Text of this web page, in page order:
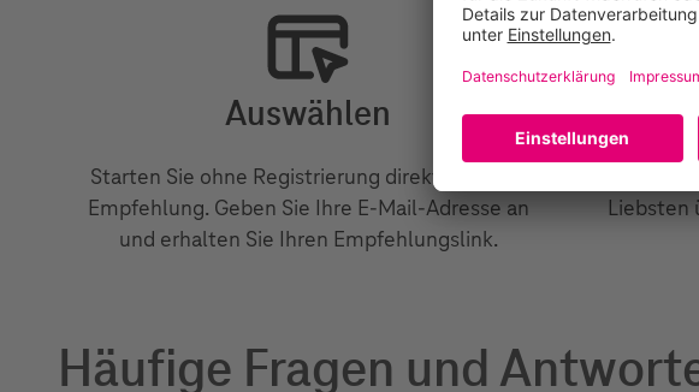
Auswählen
Starten Sie ohne Registrierung direkt mit Ihrer
Empfehlung. Geben Sie Ihre E-Mail-Adresse an
und erhalten Sie Ihren Empfehlungslink.
Liebsten
Häufige Fragen und